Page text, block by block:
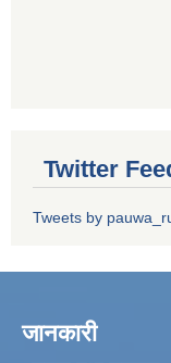
Twitter
Tweets by
जानकारी